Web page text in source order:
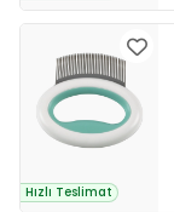
Hızlı Teslimat